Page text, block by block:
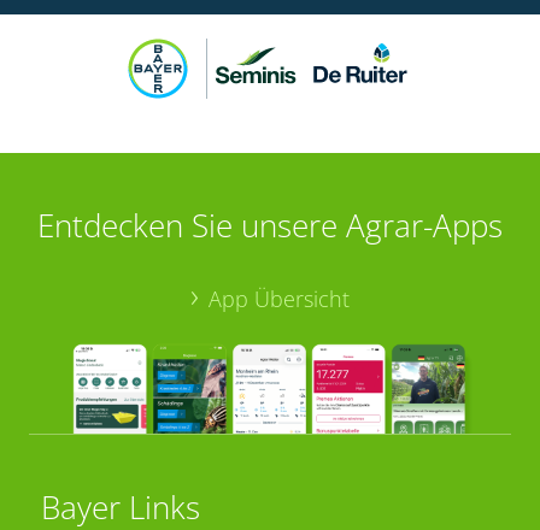
Entdecken Sie unsere Agrar-Apps
App Übersicht
Bayer Links